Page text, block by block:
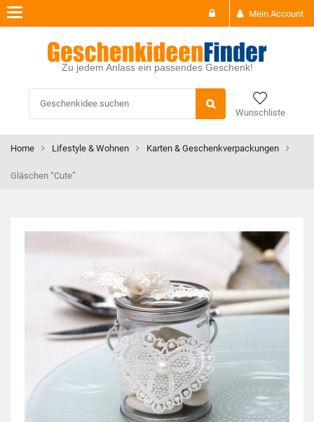
Mein Account
Zu jedem Anlass ein passendes Geschenk!
Wunschliste
Toggle
navigation
Home Lifestyle & Wohnen Karten & Geschenkverpackungen
Gläschen “Cute”